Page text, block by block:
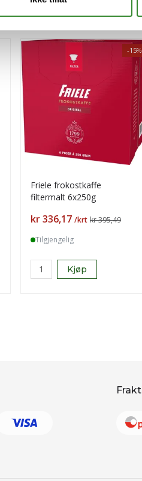
-15%
Friele frokostkaffe
filtermalt 6x250g
Pris
kr 336,17 /krt kr 395,49
Tilgjengelig
Kjøp
Frakt